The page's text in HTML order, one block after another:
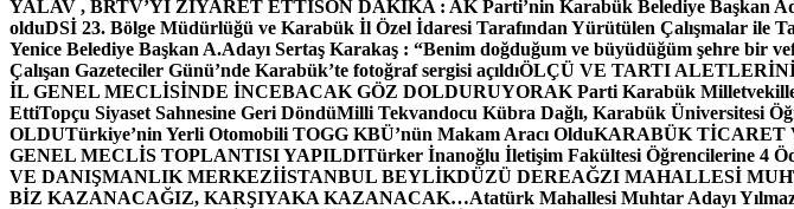
YALAV , BRTV’Yİ ZİYARET ETTİSON DAKİKA : AK Parti’nin Karabük Belediye Başkan
olduDSİ 23. Bölge Müdürlüğü ve Karabük İl Özel İdaresi Tarafından Yürütülen Çalışmalar ile
Yenice Belediye Başkan A.Adayı Sertaş Karakaş : “Benim doğduğum ve büyüdüğüm şehre bir
Çalışan Gazeteciler Günü’nde Karabük’te fotoğraf sergisi açıldıÖLÇÜ VE TARTI
İL GENEL MECLİSİNDE İNCEBACAK GÖZ DOLDURUYORAK Parti Karabük
EttiTopçu Siyaset Sahnesine Geri DöndüMilli Tekvandocu Kübra Dağlı, Karabük Üniversitesi
OLDUTürkiye’nin Yerli Otomobili TOGG KBÜ’nün Makam Aracı OlduKARABÜK TİCARET
GENEL MECLİS TOPLANTISI YAPILDITürker İnanoğlu İletişim Fakültesi Öğrencilerine 4
VE DANIŞMANLIK MERKEZİİSTANBUL BEYLİKDÜZÜ DEREAĞZI MAHALLESİ
BİZ KAZANACAĞIZ, KARŞIYAKA KAZANACAK…Atatürk Mahallesi Muhtar Adayı